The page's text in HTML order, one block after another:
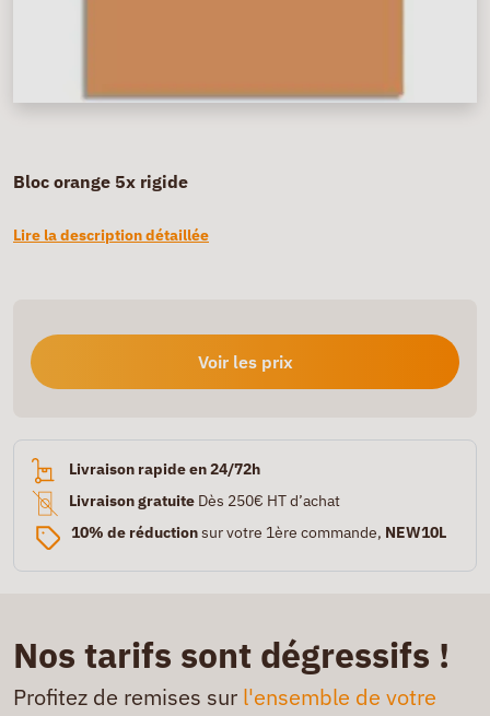
Bloc orange 5x rigide
Lire la description détaillée
Voir les prix
Livraison rapide en 24/72h
Livraison gratuite Dès 250€ HT d’achat
10% de réductionsur votre 1ère commande, NEW10L
Nos tarifs sont dégressifs !
Profitez de remises sur l'ensemble de votre